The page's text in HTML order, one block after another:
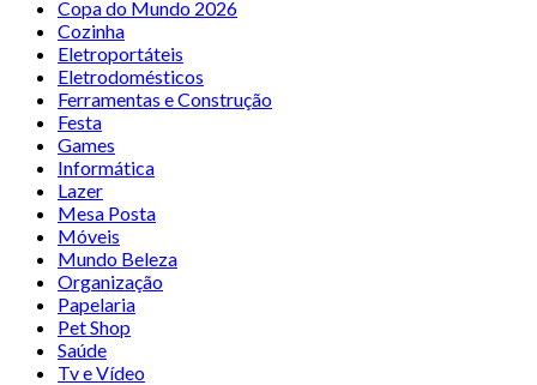
Copa do Mundo 2026
Cozinha
Eletroportáteis
Eletrodomésticos
Ferramentas e Construção
Festa
Games
Informática
Lazer
Mesa Posta
Móveis
Mundo Beleza
Organização
Papelaria
Pet Shop
Saúde
Tv e Vídeo